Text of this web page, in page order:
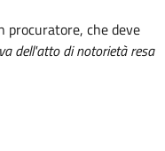
procuratore, che deve
dell'atto di notorietà resa